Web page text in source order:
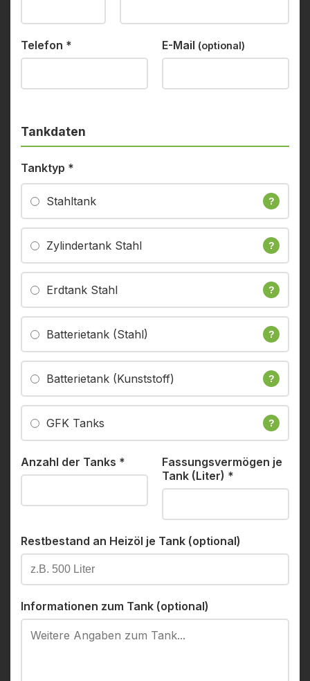
Telefon * E-Mail (optional)
Tankdaten
Tanktyp *
Stahltank ?
Zylindertank Stahl ?
Erdtank Stahl ?
Batterietank (Stahl) ?
Batterietank (Kunststoff) ?
GFK Tanks ?
Anzahl der Tanks *
Fassungsvermögen je
Tank (Liter) *
Restbestand an Heizöl je Tank (optional)
Informationen zum Tank (optional)